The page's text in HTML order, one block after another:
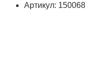
Артикул: 150068